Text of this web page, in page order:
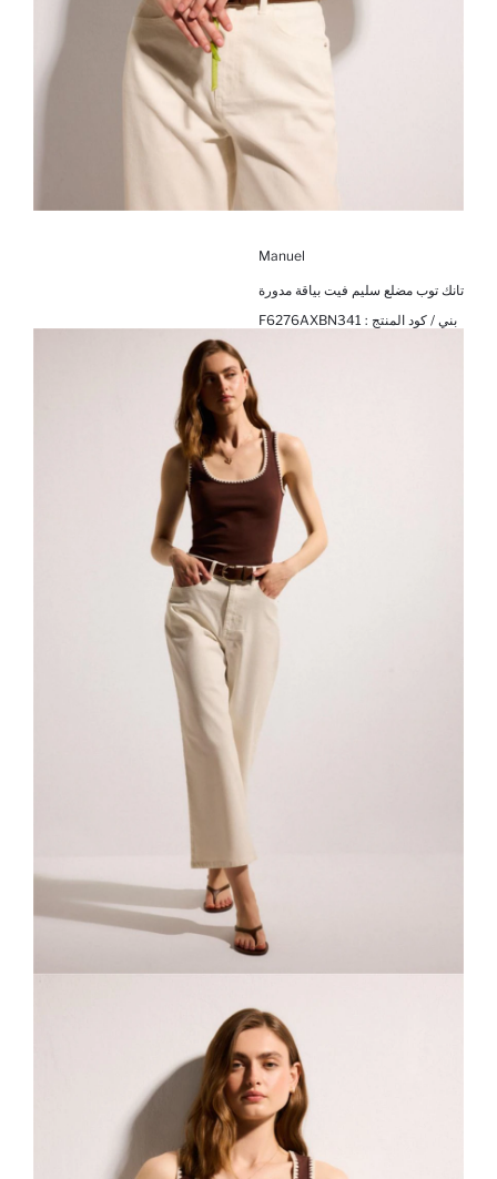
Manuel
تانك توب مضلع سليم فيت بياقة مدورة
بني / كود المنتج : F6276AXBN341